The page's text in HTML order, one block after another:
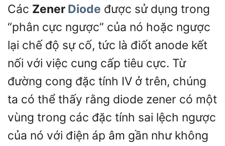
Các Zener Diode được sử dụng trong
“phân cực ngược” của nó hoặc ngược
lại chế độ sự cố, tức là điốt anode kết
nối với việc cung cấp tiêu cực. Từ
đường cong đặc tính IV ở trên, chúng
ta có thể thấy rằng diode zener có một
vùng trong các đặc tính sai lệch ngược
của nó với điện áp âm gần như không